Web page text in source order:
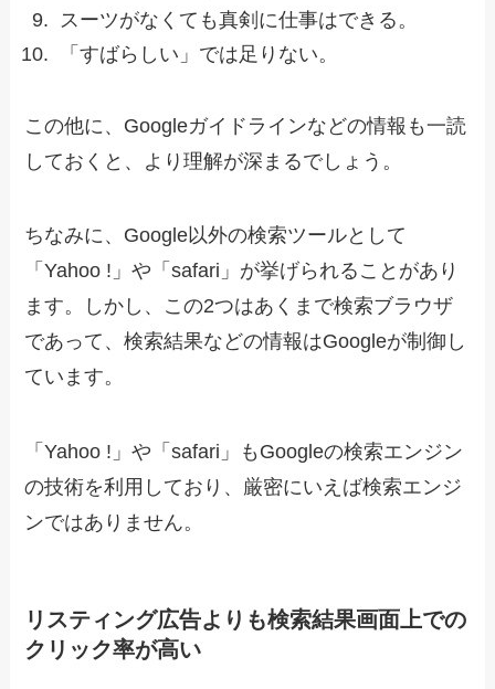
スーツがなくても真剣に仕事はできる。
「すばらしい」では足りない。
この他に、Googleガイドラインなどの情報も一読
しておくと、より理解が深まるでしょう。
ちなみに、Google以外の検索ツールとして
「Yahoo !」や「safari」が挙げられることがあり
ます。しかし、この2つはあくまで検索ブラウザ
であって、検索結果などの情報はGoogleが制御し
ています。
「Yahoo !」や「safari」もGoogleの検索エンジン
の技術を利用しており、厳密にいえば検索エンジ
ンではありません。
リスティング広告よりも検索結果画面上での
クリック率が高い